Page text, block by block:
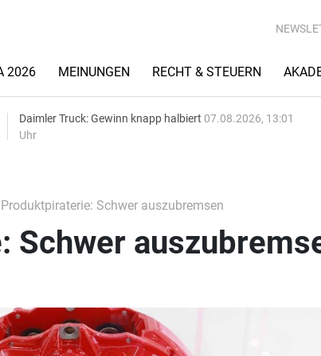
2026 MEINUNGEN RECHT & STEUERN
Daimler Truck: Gewinn knapp halbiert 07.08.2026, 13:01
Uhr
Produktpiraterie: Schwer auszubremsen
Schwer